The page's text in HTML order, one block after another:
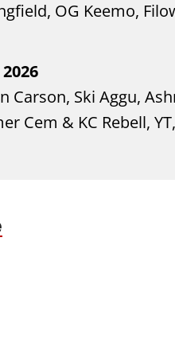
OG Keemo,
Carson, Ski Aggu,
Cem & KC Rebell,